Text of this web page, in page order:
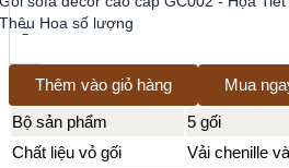
-
Thêu Hoa số lượng
Thêm vào giỏ hàng Mua
Bộ sản phẩm
5 gối
Chất liệu vỏ gối
Vải chenille